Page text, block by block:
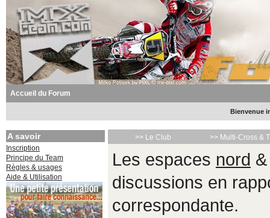
Accueil du Forum
Bienvenue
A savoir
Inscription
Principe du Team
Règles & usages
Aide & Utilisation
>> Le Club >> Multi-Cross &
Les espaces nord
discussions en
correspondante.